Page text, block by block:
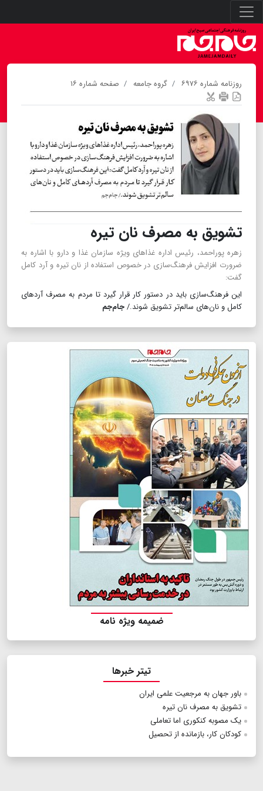
روزنامه شماره ۶۹۷۶ گروه جامعه صفحه شماره ۱۶
تشویق به مصرف نان تیره
زهره پوراحمد، رئیس اداره غذاهای ویژه سازمان غذا و دارو با اشاره به
ضرورت افزایش فرهنگ‌سازی در خصوص استفاده از نان تیره و آرد کامل
گفت:
این فرهنگ‌سازی باید در دستور کار قرار گیرد تا مردم به مصرف آردهای
کامل و نان‌های سالم‌تر تشویق شوند./جام‌جم
ضمیمه ویژه نامه
تیتر خبرها
باور جهان به مرجعیت علمی ایران
تشویق به مصرف نان تیره
یک مصوبه کنکوری اما تعاملی
کودکان کار، بازمانده از تحصیل